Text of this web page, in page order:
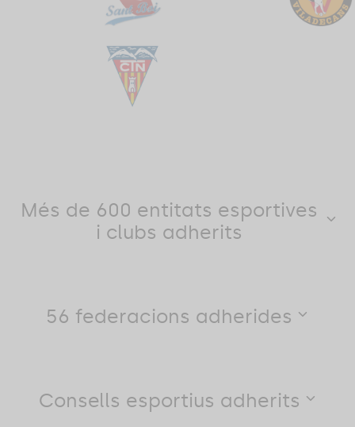
Més de 600 entitats esportives
i clubs adherits
56 federacions adherides
Consells esportius adherits